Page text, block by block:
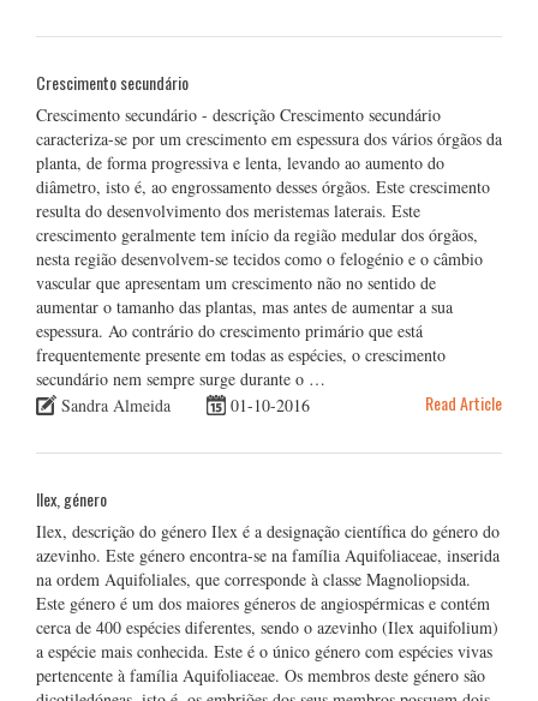
Crescimento secundário
Crescimento secundário - descrição Crescimento secundário
caracteriza-se por um crescimento em espessura dos vários órgãos da
planta, de forma progressiva e lenta, levando ao aumento do
diâmetro, isto é, ao engrossamento desses órgãos. Este crescimento
resulta do desenvolvimento dos meristemas laterais. Este
crescimento geralmente tem início da região medular dos órgãos,
nesta região desenvolvem-se tecidos como o felogénio e o câmbio
vascular que apresentam um crescimento não no sentido de
aumentar o tamanho das plantas, mas antes de aumentar a sua
espessura. Ao contrário do crescimento primário que está
frequentemente presente em todas as espécies, o crescimento
secundário nem sempre surge durante o …
Sandra Almeida
01-10-2016 Read Article
Ilex, género
Ilex, descrição do género Ilex é a designação científica do género do
azevinho. Este género encontra-se na família Aquifoliaceae, inserida
na ordem Aquifoliales, que corresponde à classe Magnoliopsida.
Este género é um dos maiores géneros de angiospérmicas e contém
cerca de 400 espécies diferentes, sendo o azevinho (Ilex aquifolium)
a espécie mais conhecida. Este é o único género com espécies vivas
pertencente à família Aquifoliaceae. Os membros deste género são